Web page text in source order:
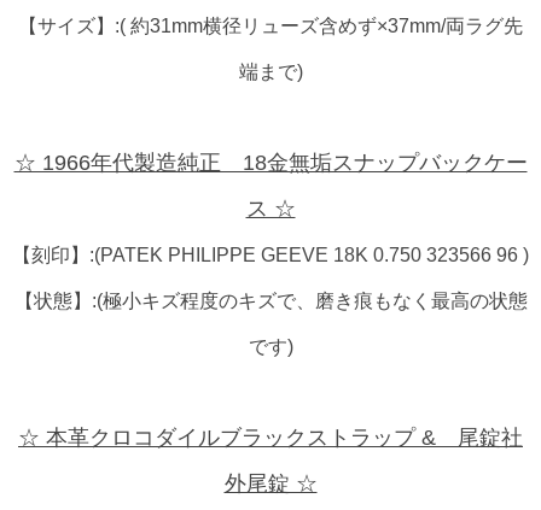
【サイズ】:( 約31mm横径リューズ含めず×37mm/両ラグ先
端まで)
☆ 1966年代製造純正 18金無垢スナップバックケー
ス ☆
【刻印】:(PATEK PHILIPPE GEEVE 18K 0.750 323566 96 )
【状態】:(極小キズ程度のキズで、磨き痕もなく最高の状態
です)
☆ 本革クロコダイルブラックストラップ & 尾錠社
外尾錠 ☆